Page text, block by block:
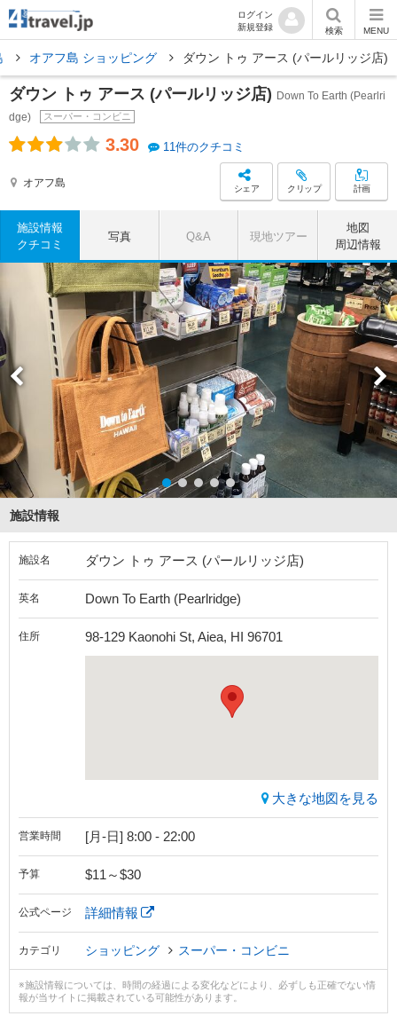
ログイン
新規登録
検索 MENU
オアフ島 ショッピング ダウン トゥ アース (パールリッジ店)
ダウン トゥ アース (パールリッジ店) Down To Earth (Pearlri
dge)
スーパー・コンビニ
3.30 11件のクチコミ
オアフ島 シェア クリップ 計画
施設情報
クチコミ
写真 Q&A 現地ツアー
地図
周辺情報
施設情報
施設名 ダウン トゥ アース (パールリッジ店)
英名 Down To Earth (Pearlridge)
住所 98-129 Kaonohi St, Aiea, HI 96701
大きな地図を見る
営業時間 [月-日] 8:00 - 22:00
予算 $11～$30
公式ページ 詳細情報
カテゴリ ショッピング スーパー・コンビニ
※施設情報については、時間の経過による変化などにより、必ずしも正確でない情
報が当サイトに掲載されている可能性があります。